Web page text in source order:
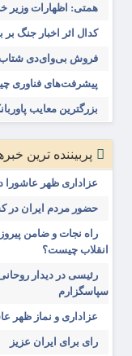
همتی: اظهارات وزیر
کدال اثر اخبار جنگ
فروش بی‌وای‌دی
پیشرفت‌های فناوری
بزرگترین معایب
پربیننده ترین
عزاداری ظهر عاشورا
حضور مردم ایران در
راه نجات و ضامن
انقلاب چیست؟
رئیسی در دیدار
سپاسگزارم
عزاداری و نماز ظهر
رای برای ایران عزیز